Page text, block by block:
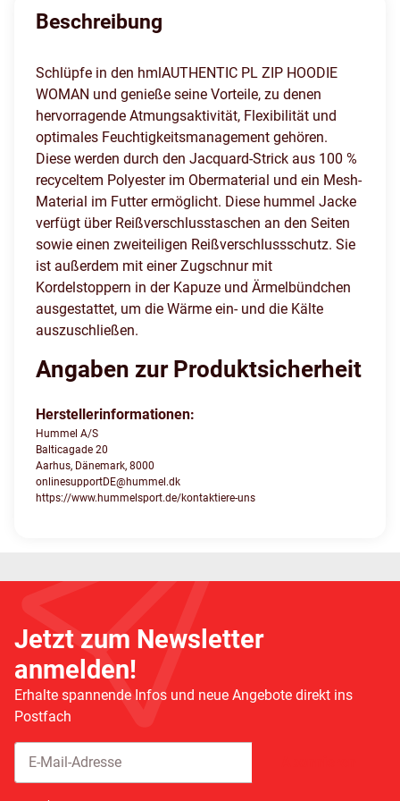
Beschreibung
Schlüpfe in den hmlAUTHENTIC PL ZIP HOODIE
WOMAN und genieße seine Vorteile, zu denen
hervorragende Atmungsaktivität, Flexibilität und
optimales Feuchtigkeitsmanagement gehören.
Diese werden durch den Jacquard-Strick aus 100 %
recyceltem Polyester im Obermaterial und ein Mesh-
Material im Futter ermöglicht. Diese hummel Jacke
verfügt über Reißverschlusstaschen an den Seiten
sowie einen zweiteiligen Reißverschlussschutz. Sie
ist außerdem mit einer Zugschnur mit
Kordelstoppern in der Kapuze und Ärmelbündchen
ausgestattet, um die Wärme ein- und die Kälte
auszuschließen.
Angaben zur Produktsicherheit
Herstellerinformationen:
Hummel A/S
Balticagade 20
Aarhus, Dänemark, 8000
onlinesupportDE@hummel.dk
https://www.hummelsport.de/kontaktiere-uns
Jetzt zum Newsletter
anmelden!
Erhalte spannende Infos und neue Angebote direkt ins
Postfach